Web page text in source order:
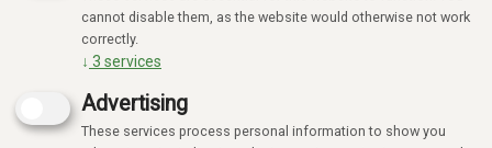
Kategorier
cannot disable them, as the website would otherwise not work
correctly.
↓ 3 services
Advertising
These services process personal information to show you